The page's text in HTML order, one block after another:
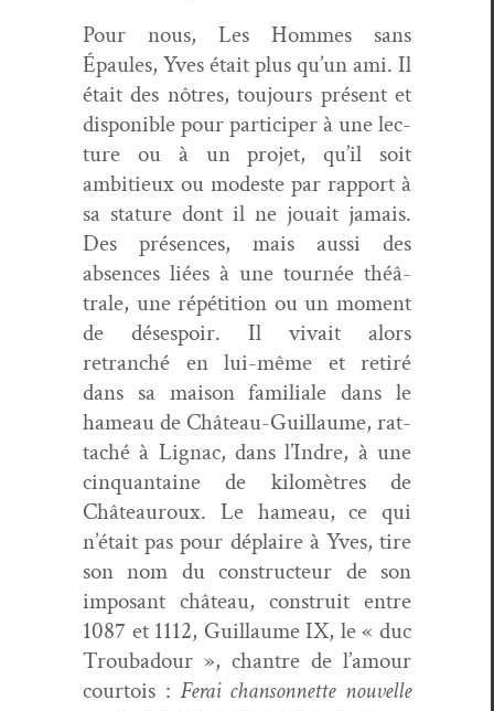
Pour nous, Les Hommes sans
Épaules, Yves était plus qu’un ami. Il
était des nôtres, tou­jours présent et
disponible pour par­ticiper à une lec­
ture ou à un pro­jet, qu’il soit
ambitieux ou mod­este par rap­port à
sa stature dont il ne jouait jamais.
Des présences, mais aus­si des
absences liées à une tournée théâ­
trale, une répéti­tion ou un moment
de dés­espoir. Il vivait alors
retranché en lui-même et retiré
dans sa mai­son famil­iale dans le
hameau de Château-Guil­laume, rat­
taché à Lignac, dans l’Indre, à une
cinquan­taine de kilo­mètres de
Château­roux. Le hameau, ce qui
n’était pas pour déplaire à Yves, tire
son nom du con­struc­teur de son
imposant château, con­stru­it entre
1087 et 1112, Guil­laume IX, le « duc
Trou­ba­dour », chantre de l’amour
cour­tois : Ferai chan­son­nette nou­velle